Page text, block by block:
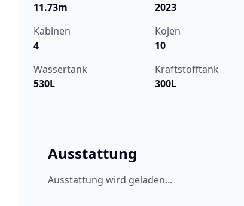
11.73m
2023
Kabinen
4
Kojen
10
Wassertank
530L
Kraftstofftank
300L
Ausstattung
Ausstattung wird geladen...